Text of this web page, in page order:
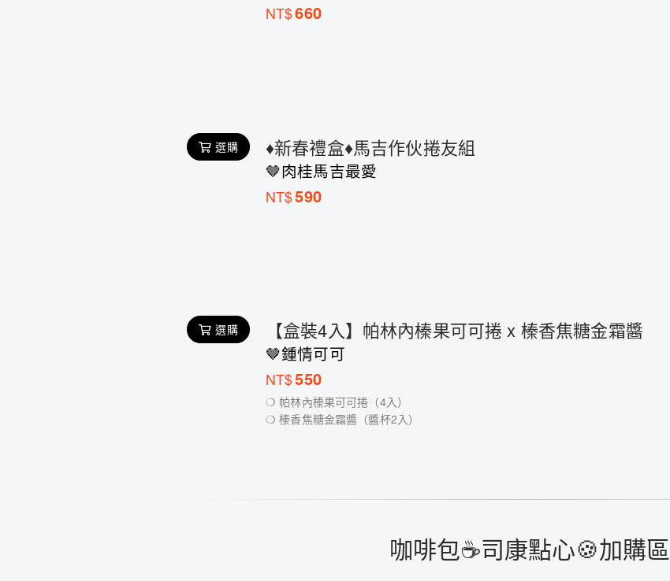
NT$660
♦︎新春禮盒♦︎馬吉作伙捲友組
🤎肉桂馬吉最愛
NT$590
選購
【盒裝4入】帕林內榛果可可捲 x 榛香焦糖金霜醬
🤎鍾情可可
NT$550
❍ 帕林內榛果可可捲（4入）
❍ 榛香焦糖金霜醬（醬杯2入）
選購
咖啡包☕️司康點心🍪加購區